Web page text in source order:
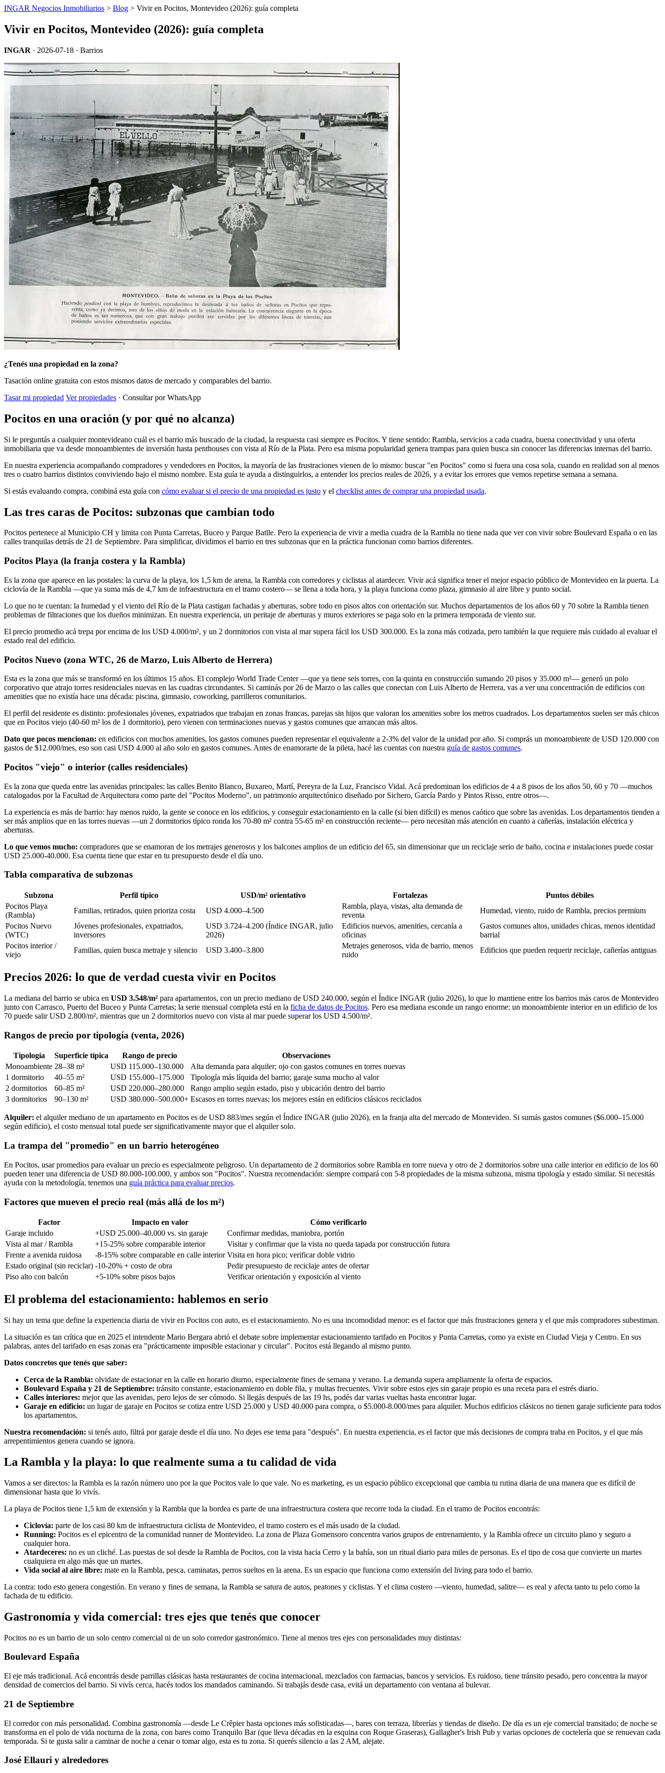
INGAR Negocios Inmobiliarios > Blog > Vivir en Pocitos, Montevideo (2026): guía completa
Vivir en Pocitos, Montevideo (2026): guía completa
INGAR · 2026-07-18 · Barrios
¿Tenés una propiedad en la zona?
Tasación online gratuita con estos mismos datos de mercado y comparables del barrio.
Tasar mi propiedad Ver propiedades · Consultar por WhatsApp
Pocitos en una oración (y por qué no alcanza)
Si le preguntás a cualquier montevideano cuál es el barrio más buscado de la ciudad, la respuesta casi siempre es Pocitos. Y tiene sentido: Rambla, servicios a cada cuadra, buena conectividad y una oferta
inmobiliaria que va desde monoambientes de inversión hasta penthouses con vista al Río de la Plata. Pero esa misma popularidad genera trampas para quien busca sin conocer las diferencias internas del barrio.
En nuestra experiencia acompañando compradores y vendedores en Pocitos, la mayoría de las frustraciones vienen de lo mismo: buscar "en Pocitos" como si fuera una cosa sola, cuando en realidad son al menos
tres o cuatro barrios distintos conviviendo bajo el mismo nombre. Esta guía te ayuda a distinguirlos, a entender los precios reales de 2026, y a evitar los errores que vemos repetirse semana a semana.
Si estás evaluando compra, combiná esta guía con cómo evaluar si el precio de una propiedad es justo y el checklist antes de comprar una propiedad usada.
Las tres caras de Pocitos: subzonas que cambian todo
Pocitos pertenece al Municipio CH y limita con Punta Carretas, Buceo y Parque Batlle. Pero la experiencia de vivir a media cuadra de la Rambla no tiene nada que ver con vivir sobre Boulevard España o en las
calles tranquilas detrás de 21 de Septiembre. Para simplificar, dividimos el barrio en tres subzonas que en la práctica funcionan como barrios diferentes.
Pocitos Playa (la franja costera y la Rambla)
Es la zona que aparece en las postales: la curva de la playa, los 1,5 km de arena, la Rambla con corredores y ciclistas al atardecer. Vivir acá significa tener el mejor espacio público de Montevideo en la puerta. La
ciclovía de la Rambla —que ya suma más de 4,7 km de infraestructura en el tramo costero— se llena a toda hora, y la playa funciona como plaza, gimnasio al aire libre y punto social.
Lo que no te cuentan: la humedad y el viento del Río de la Plata castigan fachadas y aberturas, sobre todo en pisos altos con orientación sur. Muchos departamentos de los años 60 y 70 sobre la Rambla tienen
problemas de filtraciones que los dueños minimizan. En nuestra experiencia, un peritaje de aberturas y muros exteriores se paga solo en la primera temporada de viento sur.
El precio promedio acá trepa por encima de los USD 4.000/m², y un 2 dormitorios con vista al mar supera fácil los USD 300.000. Es la zona más cotizada, pero también la que requiere más cuidado al evaluar el
estado real del edificio.
Pocitos Nuevo (zona WTC, 26 de Marzo, Luis Alberto de Herrera)
Esta es la zona que más se transformó en los últimos 15 años. El complejo World Trade Center —que ya tiene seis torres, con la quinta en construcción sumando 20 pisos y 35.000 m²— generó un polo
corporativo que atrajo torres residenciales nuevas en las cuadras circundantes. Si caminás por 26 de Marzo o las calles que conectan con Luis Alberto de Herrera, vas a ver una concentración de edificios con
amenities que no existía hace una década: piscina, gimnasio, coworking, parrilleros comunitarios.
El perfil del residente es distinto: profesionales jóvenes, expatriados que trabajan en zonas francas, parejas sin hijos que valoran los amenities sobre los metros cuadrados. Los departamentos suelen ser más chicos
que en Pocitos viejo (40-60 m² los de 1 dormitorio), pero vienen con terminaciones nuevas y gastos comunes que arrancan más altos.
Dato que pocos mencionan: en edificios con muchos amenities, los gastos comunes pueden representar el equivalente a 2-3% del valor de la unidad por año. Si comprás un monoambiente de USD 120.000 con
gastos de $12.000/mes, eso son casi USD 4.000 al año solo en gastos comunes. Antes de enamorarte de la pileta, hacé las cuentas con nuestra guía de gastos comunes.
Pocitos "viejo" o interior (calles residenciales)
Es la zona que queda entre las avenidas principales: las calles Benito Blanco, Buxareo, Martí, Pereyra de la Luz, Francisco Vidal. Acá predominan los edificios de 4 a 8 pisos de los años 50, 60 y 70 —muchos
catalogados por la Facultad de Arquitectura como parte del "Pocitos Moderno", un patrimonio arquitectónico diseñado por Sichero, García Pardo y Pintos Risso, entre otros—.
La experiencia es más de barrio: hay menos ruido, la gente se conoce en los edificios, y conseguir estacionamiento en la calle (si bien difícil) es menos caótico que sobre las avenidas. Los departamentos tienden a
ser más amplios que en las torres nuevas —un 2 dormitorios típico ronda los 70-80 m² contra 55-65 m² en construcción reciente— pero necesitan más atención en cuanto a cañerías, instalación eléctrica y
aberturas.
Lo que vemos mucho: compradores que se enamoran de los metrajes generosos y los balcones amplios de un edificio del 65, sin dimensionar que un reciclaje serio de baño, cocina e instalaciones puede costar
USD 25.000-40.000. Esa cuenta tiene que estar en tu presupuesto desde el día uno.
Tabla comparativa de subzonas
Subzona Perfil típico USD/m² orientativo Fortalezas
Puntos débiles
Pocitos Playa
(Rambla)
Familias, retirados, quien prioriza costa USD 4.000–4.500
Rambla, playa, vistas, alta demanda de
reventa
Humedad, viento, ruido de Rambla, precios premium
Pocitos Nuevo
(WTC)
Jóvenes profesionales, expatriados,
inversores
USD 3.724–4.200 (Índice INGAR, julio
2026)
Edificios nuevos, amenities, cercanía a
oficinas
Gastos comunes altos, unidades chicas, menos identidad
barrial
Pocitos interior /
viejo
Familias, quien busca metraje y silencio USD 3.400–3.800
Metrajes generosos, vida de barrio, menos
ruido
Edificios que pueden requerir reciclaje, cañerías antiguas
Precios 2026: lo que de verdad cuesta vivir en Pocitos
La mediana del barrio se ubica en USD 3.548/m² para apartamentos, con un precio mediano de USD 240.000, según el Índice INGAR (julio 2026), lo que lo mantiene entre los barrios más caros de Montevideo
junto con Carrasco, Puerto del Buceo y Punta Carretas; la serie mensual completa está en la ficha de datos de Pocitos. Pero esa mediana esconde un rango enorme: un monoambiente interior en un edificio de los
70 puede salir USD 2.800/m², mientras que un 2 dormitorios nuevo con vista al mar puede superar los USD 4.500/m².
Rangos de precio por tipología (venta, 2026)
Tipología Superficie típica Rango de precio
Observaciones
Monoambiente 28–38 m² USD 115.000–130.000
Alta demanda para alquiler; ojo con gastos comunes en torres nuevas
1 dormitorio
40–55 m² USD 155.000–175.000
Tipología más líquida del barrio; garaje suma mucho al valor
2 dormitorios
60–85 m² USD 220.000–280.000
Rango amplio según estado, piso y ubicación dentro del barrio
3 dormitorios
90–130 m² USD 380.000–500.000+ Escasos en torres nuevas; los mejores están en edificios clásicos reciclados
Alquiler: el alquiler mediano de un apartamento en Pocitos es de USD 883/mes según el Índice INGAR (julio 2026), en la franja alta del mercado de Montevideo. Si sumás gastos comunes ($6.000–15.000
según edificio), el costo mensual total puede ser significativamente mayor que el alquiler solo.
La trampa del "promedio" en un barrio heterogéneo
En Pocitos, usar promedios para evaluar un precio es especialmente peligroso. Un departamento de 2 dormitorios sobre Rambla en torre nueva y otro de 2 dormitorios sobre una calle interior en edificio de los 60
pueden tener una diferencia de USD 80.000-100.000, y ambos son "Pocitos". Nuestra recomendación: siempre compará con 5-8 propiedades de la misma subzona, misma tipología y estado similar. Si necesitás
ayuda con la metodología, tenemos una guía práctica para evaluar precios.
Factores que mueven el precio real (más allá de los m²)
Factor Impacto en valor
Cómo verificarlo
Garaje incluido
+USD 25.000–40.000 vs. sin garaje
Confirmar medidas, maniobra, portón
Vista al mar / Rambla
+15-25% sobre comparable interior
Visitar y confirmar que la vista no queda tapada por construcción futura
Frente a avenida ruidosa
-8-15% sobre comparable en calle interior Visita en hora pico; verificar doble vidrio
Estado original (sin reciclar) -10-20% + costo de obra
Pedir presupuesto de reciclaje antes de ofertar
Piso alto con balcón
+5-10% sobre pisos bajos Verificar orientación y exposición al viento
El problema del estacionamiento: hablemos en serio
Si hay un tema que define la experiencia diaria de vivir en Pocitos con auto, es el estacionamiento. No es una incomodidad menor: es el factor que más frustraciones genera y el que más compradores subestiman.
La situación es tan crítica que en 2025 el intendente Mario Bergara abrió el debate sobre implementar estacionamiento tarifado en Pocitos y Punta Carretas, como ya existe en Ciudad Vieja y Centro. En sus
palabras, antes del tarifado en esas zonas era "prácticamente imposible estacionar y circular". Pocitos está llegando al mismo punto.
Datos concretos que tenés que saber:
Cerca de la Rambla: olvidate de estacionar en la calle en horario diurno, especialmente fines de semana y verano. La demanda supera ampliamente la oferta de espacios.
Boulevard España y 21 de Septiembre: tránsito constante, estacionamiento en doble fila, y multas frecuentes. Vivir sobre estos ejes sin garaje propio es una receta para el estrés diario.
Calles interiores: mejor que las avenidas, pero lejos de ser cómodo. Si llegás después de las 19 hs, podés dar varias vueltas hasta encontrar lugar.
Garaje en edificio: un lugar de garaje en Pocitos se cotiza entre USD 25.000 y USD 40.000 para compra, o $5.000-8.000/mes para alquiler. Muchos edificios clásicos no tienen garaje suficiente para todos
los apartamentos.
Nuestra recomendación: si tenés auto, filtrá por garaje desde el día uno. No dejes ese tema para "después". En nuestra experiencia, es el factor que más decisiones de compra traba en Pocitos, y el que más
arrepentimientos genera cuando se ignora.
La Rambla y la playa: lo que realmente suma a tu calidad de vida
Vamos a ser directos: la Rambla es la razón número uno por la que Pocitos vale lo que vale. No es marketing, es un espacio público excepcional que cambia tu rutina diaria de una manera que es difícil de
dimensionar hasta que lo vivís.
La playa de Pocitos tiene 1,5 km de extensión y la Rambla que la bordea es parte de una infraestructura costera que recorre toda la ciudad. En el tramo de Pocitos encontrás:
Ciclovía: parte de los casi 80 km de infraestructura ciclista de Montevideo, el tramo costero es el más usado de la ciudad.
Running: Pocitos es el epicentro de la comunidad runner de Montevideo. La zona de Plaza Gomensoro concentra varios grupos de entrenamiento, y la Rambla ofrece un circuito plano y seguro a
cualquier hora.
Atardeceres: no es un cliché. Las puestas de sol desde la Rambla de Pocitos, con la vista hacia Cerro y la bahía, son un ritual diario para miles de personas. Es el tipo de cosa que convierte un martes
cualquiera en algo más que un martes.
Vida social al aire libre: mate en la Rambla, pesca, caminatas, perros sueltos en la arena. Es un espacio que funciona como extensión del living para todo el barrio.
La contra: todo esto genera congestión. En verano y fines de semana, la Rambla se satura de autos, peatones y ciclistas. Y el clima costero —viento, humedad, salitre— es real y afecta tanto tu pelo como la
fachada de tu edificio.
Gastronomía y vida comercial: tres ejes que tenés que conocer
Pocitos no es un barrio de un solo centro comercial ni de un solo corredor gastronómico. Tiene al menos tres ejes con personalidades muy distintas:
Boulevard España
El eje más tradicional. Acá encontrás desde parrillas clásicas hasta restaurantes de cocina internacional, mezclados con farmacias, bancos y servicios. Es ruidoso, tiene tránsito pesado, pero concentra la mayor
densidad de comercios del barrio. Si vivís cerca, hacés todos los mandados caminando. Si trabajás desde casa, evitá un departamento con ventana al bulevar.
21 de Septiembre
El corredor con más personalidad. Combina gastronomía —desde Le Crêpier hasta opciones más sofisticadas—, bares con terraza, librerías y tiendas de diseño. De día es un eje comercial transitado; de noche se
transforma en el polo de vida nocturna de la zona, con bares como Tranquilo Bar (que lleva décadas en la esquina con Roque Graseras), Gallagher's Irish Pub y varias opciones de coctelería que se renuevan cada
temporada. Si te gusta salir a caminar de noche a cenar o tomar algo, esta es tu zona. Si querés silencio a las 2 AM, alejate.
José Ellauri y alrededores